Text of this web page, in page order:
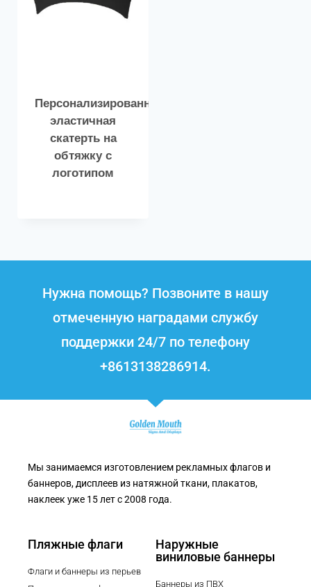
Персонализированная
эластичная
скатерть на
обтяжку с
логотипом
Нужна помощь? Позвоните в нашу
отмеченную наградами службу
поддержки 24/7 по телефону
+8613138286914.
Мы занимаемся изготовлением рекламных флагов и
баннеров, дисплеев из натяжной ткани, плакатов,
наклеек уже 15 лет с 2008 года.
Пляжные флаги
Флаги и баннеры из перьев
Наружные
виниловые баннеры
Баннеры из ПВХ